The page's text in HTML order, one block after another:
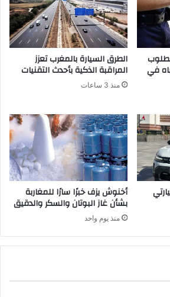
في
الطرق السيارة بالمغرب تعزز
المراقبة الذكية بأحدث التقنيات
منذ 3 ساعات
أخنوش يزف خبرًا سارًا للمغاربة
بشأن غاز البوتان والسكر والدقيق
منذ يوم واحد